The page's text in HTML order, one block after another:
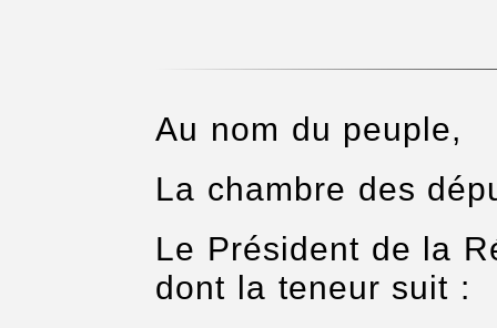
Au nom du peuple,
La chambre des
Le Président de la
dont la teneur suit :